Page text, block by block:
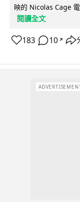
映的 Nicolas Cage
閱讀全文
183 10 ↗